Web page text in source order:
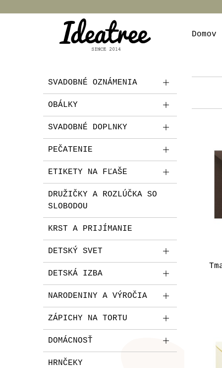
Domov
SVADOBNÉ OZNÁMENIA
OBÁLKY
SVADOBNÉ DOPLNKY
PEČATENIE
ETIKETY NA FĽAŠE
DRUŽIČKY A ROZLÚČKA SO
SLOBODOU
KRST A PRIJÍMANIE
DETSKÝ SVET
DETSKÁ IZBA
NARODENINY A VÝROČIA
ZÁPICHY NA TORTU
DOMÁCNOSŤ
HRNČEKY